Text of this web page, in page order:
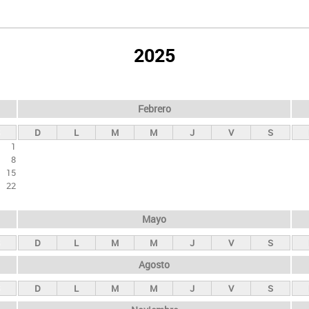
2025
1
8
15
22
Febrero
D L M M J V S
Mayo
D L M M J V S
Agosto
D L M M J V S